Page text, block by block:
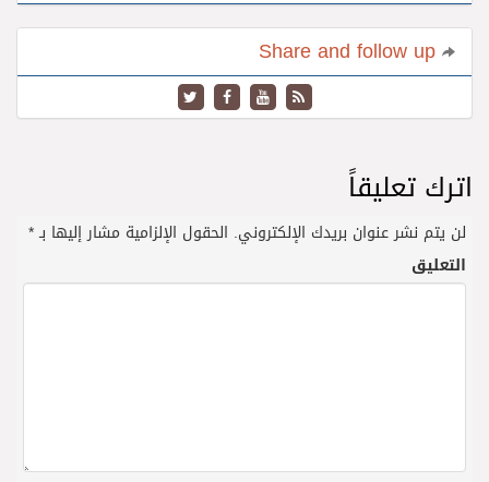
اترك تعليقاً
لن يتم نشر عنوان بريدك الإلكتروني. الحقول الإلزامية مشار إليها بـ*
التعليق